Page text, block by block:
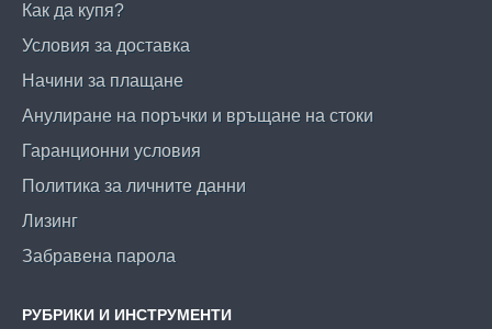
Как да купя?
Условия за доставка
Начини за плащане
Анулиране на поръчки и връщане на стоки
Гаранционни условия
Политика за личните данни
Лизинг
Забравена парола
РУБРИКИ И ИНСТРУМЕНТИ